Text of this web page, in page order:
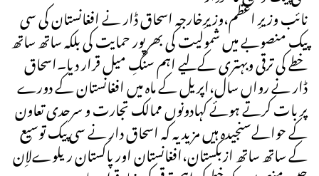
نائب وزیرِ اعظم،وزیرِخارجہ اسحاق ڈار نے افغانستان کی سی
پیک منصوبے میں شمولیت کی بھرپور حمایت کی بلکہ ساتھ ساتھ
خطے کی ترقی وبہتری کےلیے اہم سنگِ میل قرار دیا۔اسحاق
ڈار نے رواں سال،اپریل کے ماہ میں افغانستان کے دورے
پر بات کرتے ہوئے کہادونوں ممالک تجارت و سرحدی تعاون
کے حوالےسنجیدہ ہیں مزید یہ کہ اسحاق دار نے سی پیک توسیع
کے ساتھ ساتھ ازبکستان،افغانستان اور پاکستان ریلوےلاِن